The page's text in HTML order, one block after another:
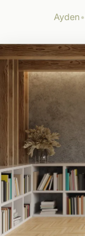
Ayden•